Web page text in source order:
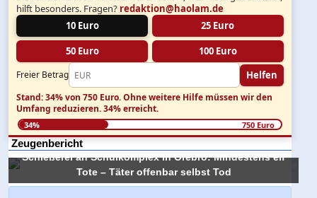
hilft besonders. Fragen? redaktion@haolam.de
10 Euro
25 Euro
50 Euro 100 Euro
Freier Betrag Helfen
Stand: 34% von 750 Euro.Ohne weitere Hilfe müssen wir den
Umfang reduzieren.34% erreicht.
34% 750 Euro
Zeugenbericht
Schießerei an Schulkomplex in Örebro: Mindestens elf
Tote – Täter offenbar selbst Tod